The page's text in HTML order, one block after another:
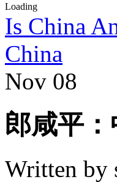
Loading
Is China
China
Nov 08
郎咸平
Written by